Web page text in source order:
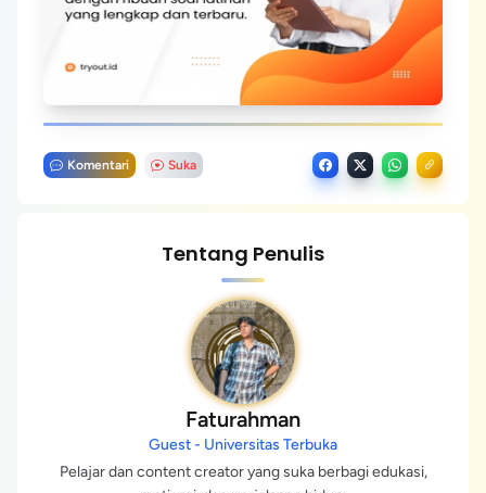
Komentari Suka
Tentang Penulis
Faturahman
Guest - Universitas Terbuka
Pelajar dan content creator yang suka berbagi edukasi,